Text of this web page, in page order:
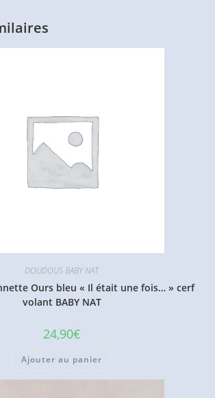
DOUDOUS BABY NAT
Ours bleu « Il était une fois… » cerf
volant BABY NAT
24,90€
Ajouter au panier